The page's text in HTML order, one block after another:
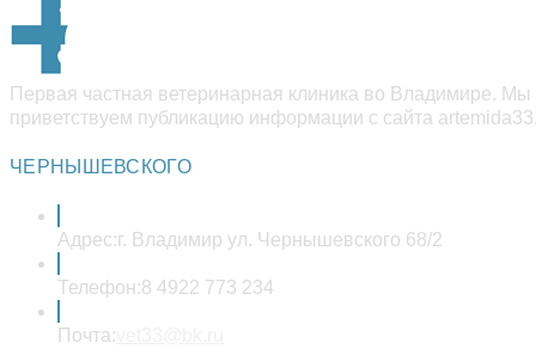
Первая частная ветеринарная клиника во Владимире.
приветствуем публикацию информации с сайта
ЧЕРНЫШЕВСКОГО
Адрес:г. Владимир ул. Чернышевского 68/2
Телефон:8 4922 773 234
Почта: